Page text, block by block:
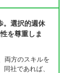
。選択的週休
を尊重しま
両方のスキルを
社であれば、